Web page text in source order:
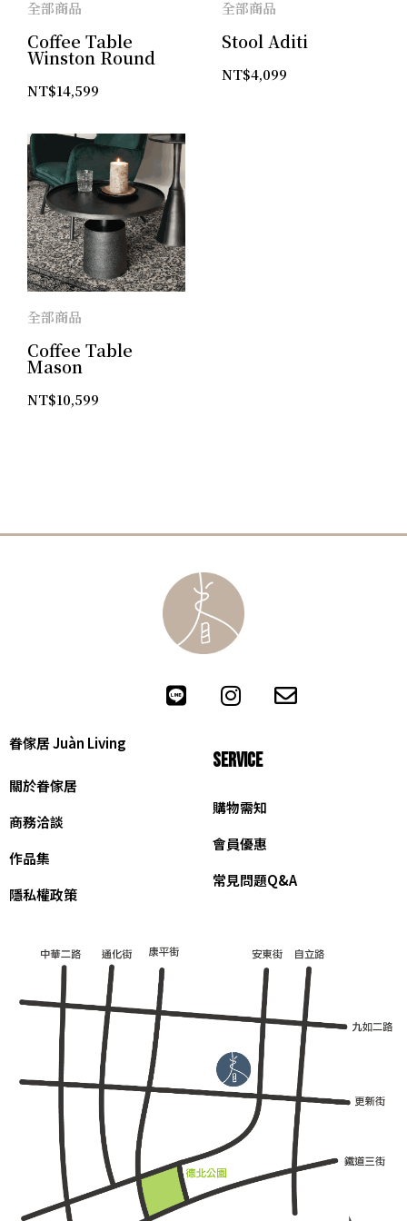
全部商品
Coffee Table
Winston Round
NT$14,599
全部商品
Stool Aditi
NT$4,099
全部商品
Coffee Table
Mason
NT$10,599
眷傢居 Juàn Living
關於眷傢居
商務洽談
作品集
隱私權政策
SERVICE
購物需知
會員優惠
常見問題Q&A